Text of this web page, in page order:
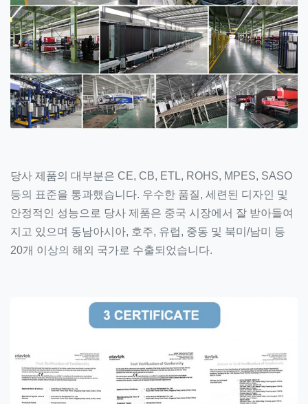
당사 제품의 대부분은 CE, CB, ETL, ROHS, MPES, SASO
등의 표준을 통과했습니다. 우수한 품질, 세련된 디자인 및
안정적인 성능으로 당사 제품은 중국 시장에서 잘 받아들여
지고 있으며 동남아시아, 호주, 유럽, 중동 및 북미/남미 등
20개 이상의 해외 국가로 수출되었습니다.